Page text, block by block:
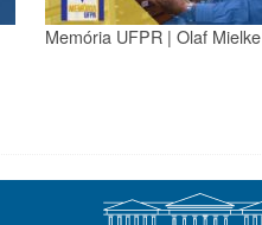
Memória UFPR | Olaf Mielke